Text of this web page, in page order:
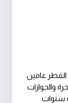
عامين
والجوازات
سنوات